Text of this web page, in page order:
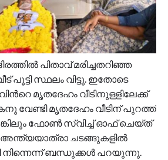
പിതാവ് മരിച്ചതറിഞ്ഞ
പൂട്ടി സ്ഥലം വിട്ടു. ഇതോടെ
മൃതദേഹം വീടിനുള്ളിലേക്ക്
വേണ്ടി മൃതദേഹം വീടിന് പുറത്ത്
ഫോൺ സ്വിച്ച് ഓഫ് ചെയ്ത്
അന്ത്യയാത്രാ ചടങ്ങുകളിൽ
നിന്നെന്ന് ബന്ധുക്കൾ പറയുന്നു.